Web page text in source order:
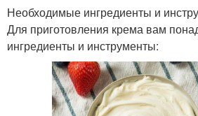
Комки в креме
Ночной крем
Необходимые ингредиенты и
Для приготовления крема вам
ингредиенты и инструменты: